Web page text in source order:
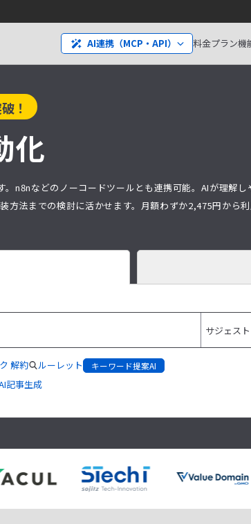
料金プラン機
AI連携（MCP・API）
！
化
n8nなどのノーコードツールとも連携可能。AIが理解
方法までの検討に活かせます。月額わずか2,475円から利
解約 ルーレット キーワード提案AI
記事生成